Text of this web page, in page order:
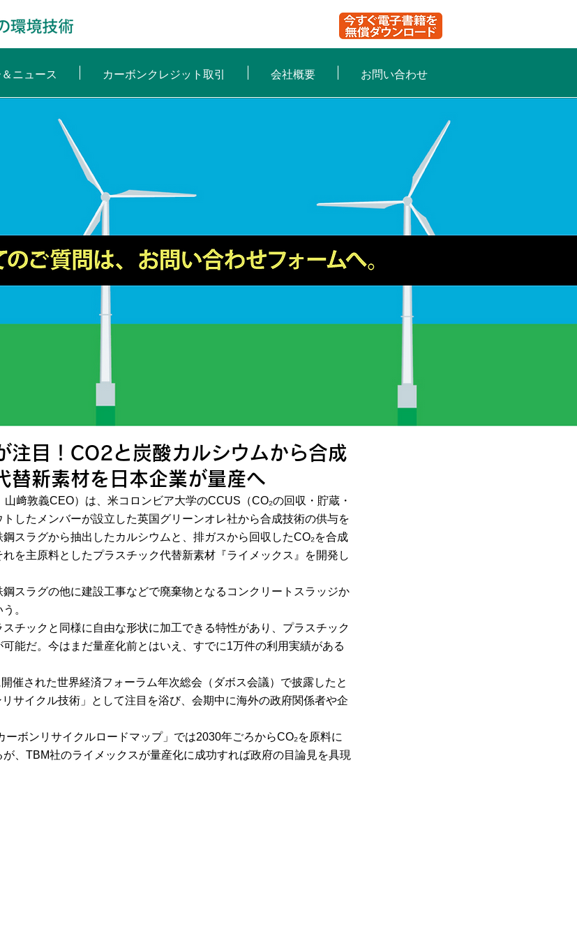
ニュース カーボンクレジット取引 会社概要 お問い合わせ
注目！CO2と炭酸カルシウムから合成
替新素材を日本企業が量産へ
﨑敦義CEO）は、米コロンビア大学のCCUS（CO₂の回収・貯蔵・
したメンバーが設立した英国グリーンオレ社から合成技術の供与を
スラグから抽出したカルシウムと、排ガスから回収したCO₂を合成
を主原料としたプラスチック代替新素材『ライメックス』を開発し
スラグの他に建設工事などで廃棄物となるコンクリートスラッジか
。
スチックと同様に自由な形状に加工できる特性があり、プラスチック
能だ。今はまだ量産化前とはいえ、すでに1万件の利用実績がある
催された世界経済フォーラム年次総会（ダボス会議）で披露したと
サイクル技術」として注目を浴び、会期中に海外の政府関係者や企
ーボンリサイクルロードマップ」では2030年ごろからCO₂を原料に
、TBM社のライメックスが量産化に成功すれば政府の目論見を具現